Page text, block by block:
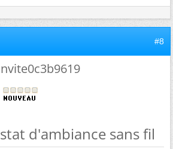
#8
d'ambiance sans fil